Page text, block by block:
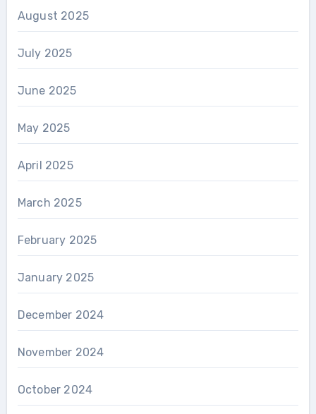
August 2025
July 2025
June 2025
May 2025
April 2025
March 2025
February 2025
January 2025
December 2024
November 2024
October 2024